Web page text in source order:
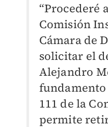
“Procederé
Comisión
Cámara de
solicitar el
Alejandro
111 de la
permite